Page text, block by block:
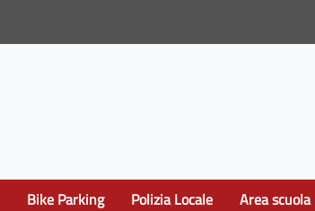
Bike Parking Polizia Locale
Area scuola